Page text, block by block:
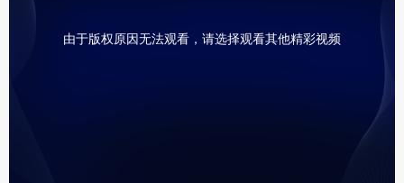
由于版权原因无法观看，请选择观看其他精彩视频